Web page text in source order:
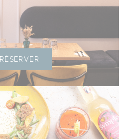
RÉSERVER